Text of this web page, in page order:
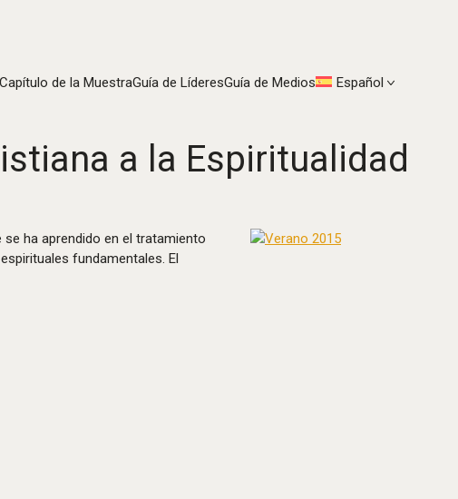
Capítulo de la MuestraGuía de LíderesGuía de Medios Español
a la Espiritualidad
ha aprendido en el tratamiento
fundamentales. El